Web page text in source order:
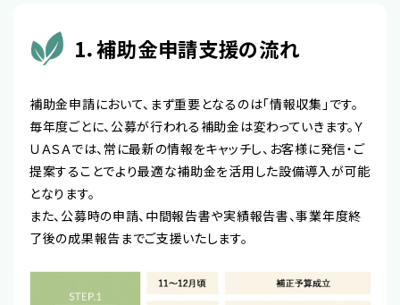
1．補助金申請支援の流れ
補助金申請において、まず重要となるのは「情報収集」です。
毎年度ごとに、公募が行われる補助金は変わっていきます。Ｙ
ＵＡＳＡでは、常に最新の情報をキャッチし、お客様に発信・ご
提案することでより最適な補助金を活用した設備導入が可能
となります。
また、公募時の申請、中間報告書や実績報告書、事業年度終
了後の成果報告までご支援いたします。